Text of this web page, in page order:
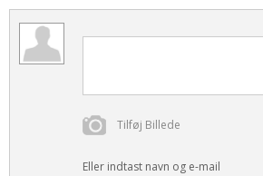
Tilføj Billede
Eller indtast navn og e-mail